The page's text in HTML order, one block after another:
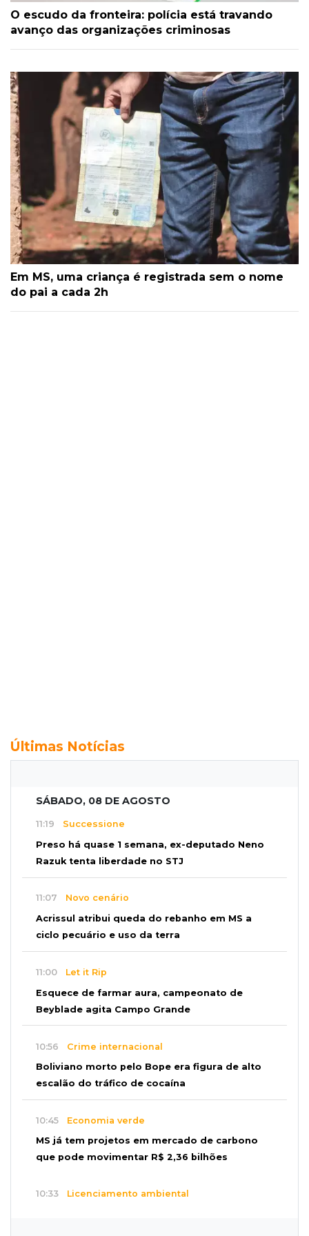
O escudo da fronteira: polícia está travando
avanço das organizações criminosas
Em MS, uma criança é registrada sem o nome
do pai a cada 2h
Últimas Notícias
SÁBADO, 08 DE AGOSTO
11:19 Successione
Preso há quase 1 semana, ex-deputado Neno
Razuk tenta liberdade no STJ
11:07 Novo cenário
Acrissul atribui queda do rebanho em MS a
ciclo pecuário e uso da terra
11:00 Let it Rip
Esquece de farmar aura, campeonato de
Beyblade agita Campo Grande
10:56 Crime internacional
Boliviano morto pelo Bope era figura de alto
escalão do tráfico de cocaína
10:45 Economia verde
MS já tem projetos em mercado de carbono
que pode movimentar R$ 2,36 bilhões
10:33 Licenciamento ambiental